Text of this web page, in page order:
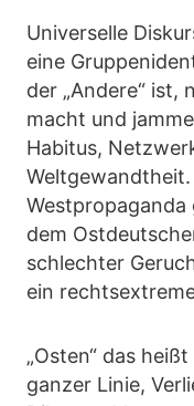
Universelle
eine
der „Andere“ ist,
macht und
Habitus,
Westpropaganda
dem
schlechter
ein
„Osten“ das
ganzer Linie,